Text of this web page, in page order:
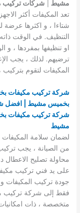
مشيط
شركات تركيب
تعد المكيفات أكثر
شتاءا ، و اكثرها عرضة
التنظيف. في الوقت
او تنظيفها بمفردها ، و
ترضيهم. لذلك ، يجب
المكيفات لتقوم
شركة تركيب مكيفات
بخميس مشيط | افضل
شركة تركيب مكيفات
مشيط
لضمان سلامة المكيفات
من الصيانة ، يجب
محاولة تصليح
على يد فني تركيب
جودة تركيب المكيفات و
فقط إلى شركة تركيب
متخصصة ، ذات